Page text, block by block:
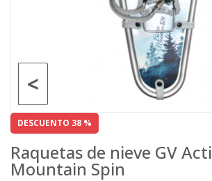
<
DESCUENTO 38 %
Raquetas de nieve GV
Mountain Spin